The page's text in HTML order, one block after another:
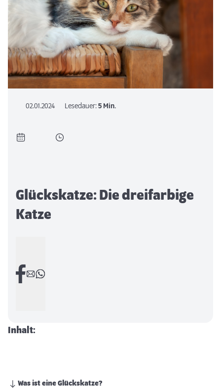
02.01.2024 Lesedauer:5 Min.
Glückskatze: Die dreifarbige
Katze
Inhalt:
Was ist eine Glückskatze?